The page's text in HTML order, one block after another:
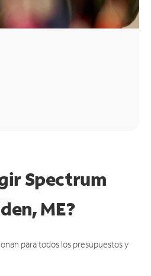
Spectrum
ME?
para todos los presupuestos y